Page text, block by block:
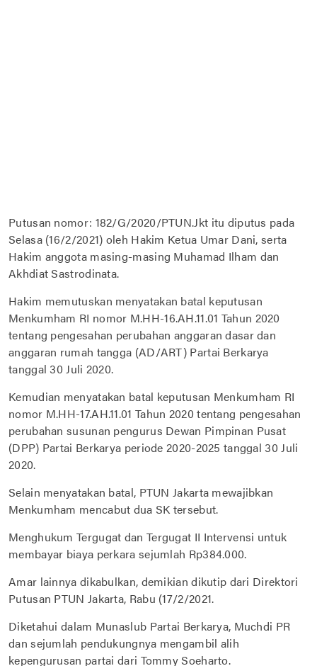
Putusan nomor: 182/G/2020/PTUN.Jkt itu diputus pada
Selasa (16/2/2021) oleh Hakim Ketua Umar Dani, serta
Hakim anggota masing-masing Muhamad Ilham dan
Akhdiat Sastrodinata.
Hakim memutuskan menyatakan batal keputusan
Menkumham RI nomor M.HH-16.AH.11.01 Tahun 2020
tentang pengesahan perubahan anggaran dasar dan
anggaran rumah tangga (AD/ART) Partai Berkarya
tanggal 30 Juli 2020.
Kemudian menyatakan batal keputusan Menkumham RI
nomor M.HH-17.AH.11.01 Tahun 2020 tentang pengesahan
perubahan susunan pengurus Dewan Pimpinan Pusat
(DPP) Partai Berkarya periode 2020-2025 tanggal 30 Juli
2020.
Selain menyatakan batal, PTUN Jakarta mewajibkan
Menkumham mencabut dua SK tersebut.
Menghukum Tergugat dan Tergugat II Intervensi untuk
membayar biaya perkara sejumlah Rp384.000.
Amar lainnya dikabulkan, demikian dikutip dari Direktori
Putusan PTUN Jakarta, Rabu (17/2/2021.
Diketahui dalam Munaslub Partai Berkarya, Muchdi PR
dan sejumlah pendukungnya mengambil alih
kepengurusan partai dari Tommy Soeharto.